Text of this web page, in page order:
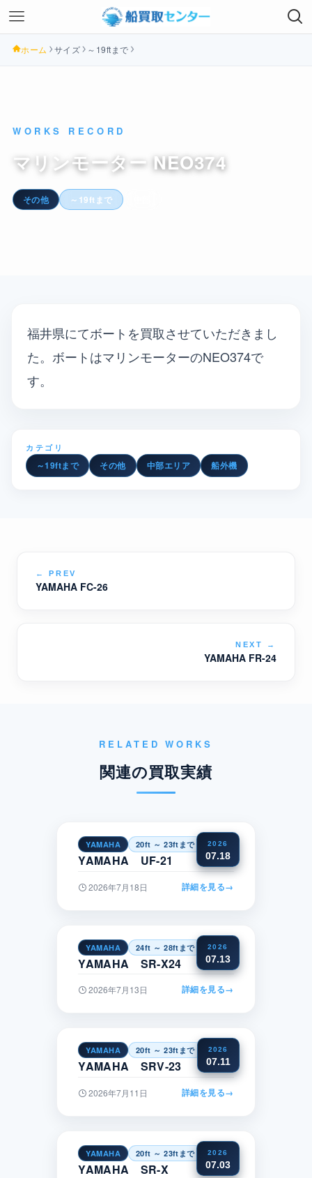
ホーム サイズ ～19ftまで
WORKS RECORD
マリンモーター NEO374
その他 ～19ftまで
福井県にてボートを買取させていただきまし
た。ボートはマリンモーターのNEO374で
す。
カテゴリ
～19ftまで その他 中部エリア 船外機
← PREV
YAMAHA FC-26
NEXT →
YAMAHA FR-24
RELATED WORKS
関連の買取実績
2026
07.18
YAMAHA 20ft ～ 23ftまで 近畿
YAMAHA UF-21
2026年7月18日 詳細を見る→
2026
07.13
YAMAHA 24ft ～ 28ftまで 関東
YAMAHA SR-X24
2026年7月13日 詳細を見る→
2026
07.11
YAMAHA 20ft ～ 23ftまで 中国
YAMAHA SRV-23
2026年7月11日 詳細を見る→
2026
07.03
YAMAHA 20ft ～ 23ftまで 四国
YAMAHA SR-X